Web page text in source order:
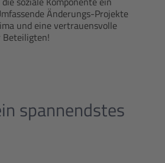
Änderungs-Projekte
und eine vertrauensvolle
Beteiligten!
spannendstes